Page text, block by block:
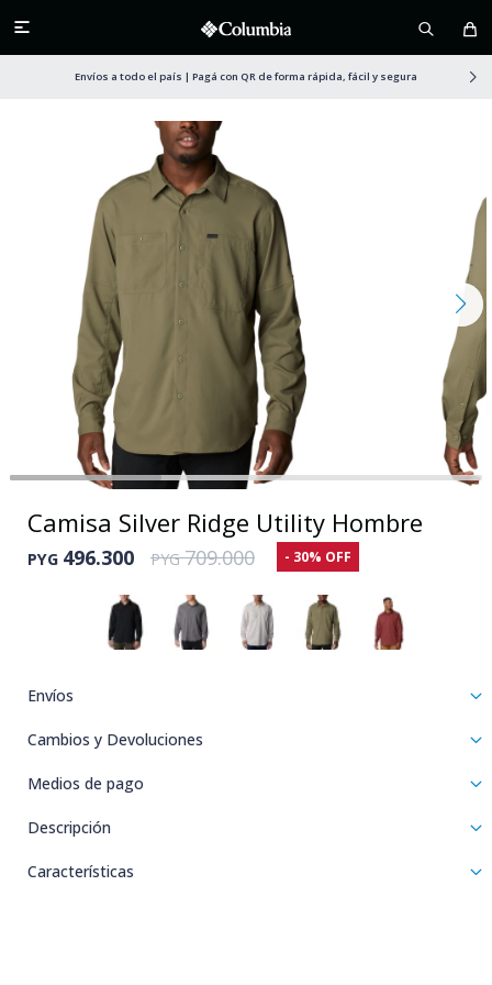

Envíos a todo el país | Pagá con QR de forma rápida, fácil y segura
Camisa Silver Ridge Utility Hombre
PYG 496.300 PYG 709.000 30
Envíos
Cambios y Devoluciones
Medios de pago
Descripción
Características